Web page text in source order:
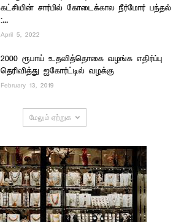
கட்சியின் சார்பில் கோடைக்கால நீர்மோர் பந்தல்
:...
April 5, 2022
2000 ரூபாய் உதவித்தொகை வழங்க எதிர்ப்பு
தெரிவித்து ஐகோர்ட்டில் வழக்கு
February 13, 2019
மேலும் ஏற்றுக